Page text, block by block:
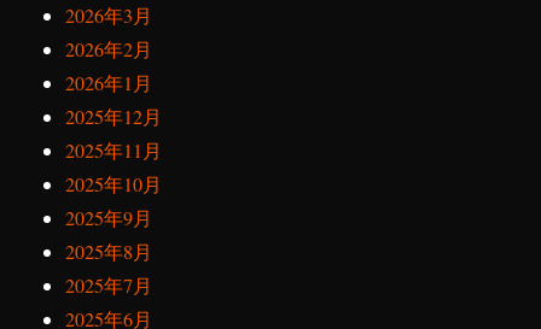
2026年3月
2026年2月
2026年1月
2025年12月
2025年11月
2025年10月
2025年9月
2025年8月
2025年7月
2025年6月